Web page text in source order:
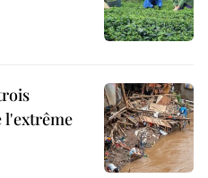
l'extrême